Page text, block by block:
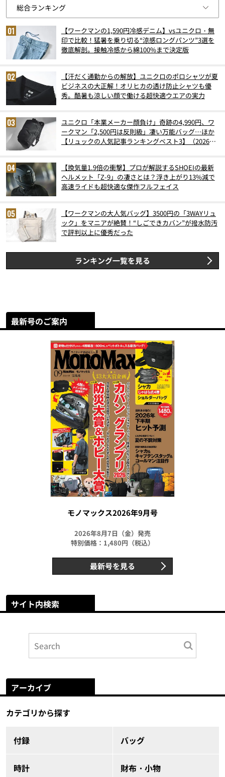
【ワークマンの1,590円冷感デニム】vsユニクロ・無
印で比較！猛暑を乗り切る“涼感ロングパンツ”3選を
徹底解剖。接触冷感から綿100%まで決定版
【汗だく通勤からの解放】ユニクロのポロシャツが夏
ビジネスの大正解！オリヒカの透け防止シャツも優
秀。酷暑も涼しい顔で働ける超快適ウエアの実力
ユニクロ「本業メーカー顔負け」奇跡の4,990円、ワ
ークマン「2,500円は反則級」凄い万能バッグ…ほか
【リュックの人気記事ランキングベスト3】（2026年
【換気量1.9倍の衝撃】プロが解説するSHOEIの最新
ヘルメット「Z-9」の凄さとは？浮き上がり13%減で
高速ライドも超快適な傑作フルフェイス
【ワークマンの大人気バッグ】3500円の「3WAYリュ
ック」をマニアが絶賛！“しごできカバン”が撥水防汚
で評判以上に優秀だった
ランキング一覧を見る
最新号のご案内
モノマックス2026年9月号
2026年8月7日（金）発売
特別価格：1,480円（税込）
最新号を見る
サイト内検索
アーカイブ
カテゴリから探す
付録 バッグ
時計 財布・小物